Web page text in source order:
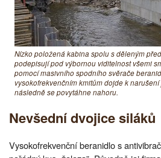
Nízko položená kabina spolu s děleným
podepisují pod výbornou viditelnost všemi
pomocí masivního spodního svěrače
vysokofrekvenčním kmitům dojde k
následně se povytáhne nahoru.
Nevšední dvojice siláků
Vysokofrekvenční beranidlo s